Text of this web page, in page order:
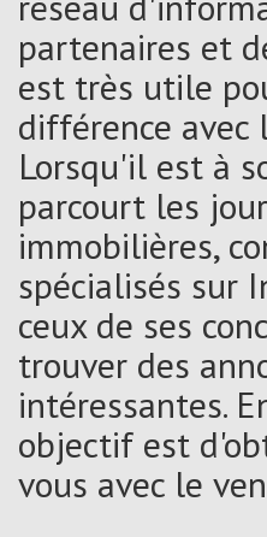
partenaires et
est très utile
différence avec
Lorsqu'il est à
parcourt les
immobilières,
spécialisés sur
ceux de ses
trouver des
intéressantes.
objectif est
vous avec le